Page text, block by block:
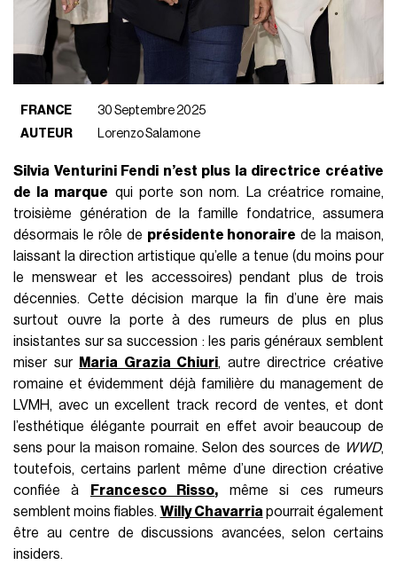
FRANCE
30 Septembre 2025
AUTEUR
Lorenzo Salamone
Silvia Venturini Fendi n’est plus la directrice créative
de la marque qui porte son nom. La créatrice romaine,
troisième génération de la famille fondatrice, assumera
désormais le rôle de présidente honoraire de la maison,
laissant la direction artistique qu’elle a tenue (du moins pour
le menswear et les accessoires) pendant plus de trois
décennies. Cette décision marque la fin d’une ère mais
surtout ouvre la porte à des rumeurs de plus en plus
insistantes sur sa succession : les paris généraux semblent
miser sur Maria Grazia Chiuri, autre directrice créative
romaine et évidemment déjà familière du management de
LVMH, avec un excellent track record de ventes, et dont
l’esthétique élégante pourrait en effet avoir beaucoup de
sens pour la maison romaine. Selon des sources de
WWD,
toutefois, certains parlent même d’une direction créative
confiée à
Francesco Risso, même si ces rumeurs
semblent moins fiables. Willy Chavarria pourrait également
être au centre de discussions avancées, selon certains
insiders.